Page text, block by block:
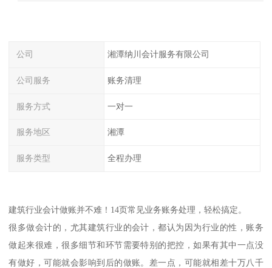
公司 湘潭纳川会计服务有限公司
公司服务 账务清理
服务方式 一对一
服务地区 湘潭
服务类型 全程办理
建筑行业会计做账并不难！14页常见业务账务处理，轻松搞定。
很多做会计的，尤其建筑行业的会计，都认为因为行业的性，账务
做起来很难，很多细节和环节需要特别的把控，如果有其中一点没
有做好，可能就会影响到后的做账。差一点，可能就相差十万八千